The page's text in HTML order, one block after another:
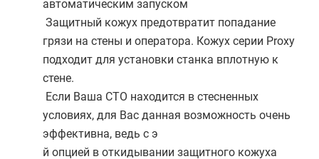
автоматическим запуском
Защитный кожух предотвратит попадание
грязи на стены и оператора. Кожух серии Proxy
подходит для установки станка вплотную к
стене.
Если Ваша СТО находится в стесненных
условиях, для Вас данная возможность очень
эффективна, ведь с э
й опцией в откидывании защитного кожуха